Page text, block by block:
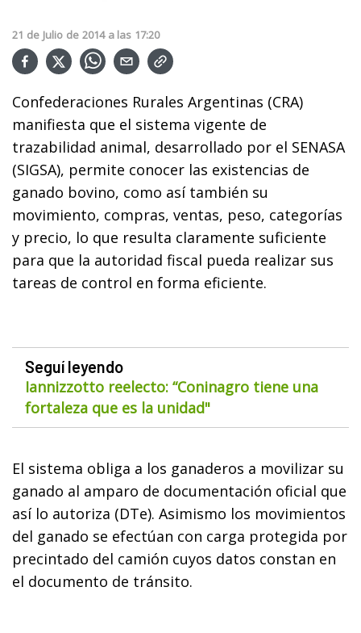
21 de Julio de 2014 a las 17:20
Confederaciones Rurales Argentinas (CRA)
manifiesta que el sistema vigente de
trazabilidad animal, desarrollado por el SENASA
(SIGSA), permite conocer las existencias de
ganado bovino, como así también su
movimiento, compras, ventas, peso, categorías
y precio, lo que resulta claramente suficiente
para que la autoridad fiscal pueda realizar sus
tareas de control en forma eficiente.
Seguí leyendo
Iannizzotto reelecto: “Coninagro tiene una
fortaleza que es la unidad"
El sistema obliga a los ganaderos a movilizar su
ganado al amparo de documentación oficial que
así lo autoriza (DTe). Asimismo los movimientos
del ganado se efectúan con carga protegida por
precintado del camión cuyos datos constan en
el documento de tránsito.